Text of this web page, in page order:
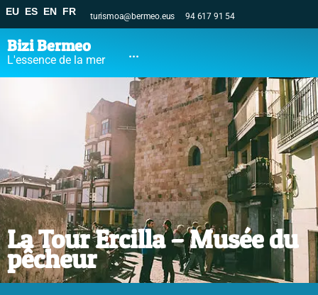
EU ES EN FR turismoa@bermeo.eus 94 617 91 54
Bizi Bermeo
L'essence de la mer ...
La Tour Ercilla – Musée du
pêcheur